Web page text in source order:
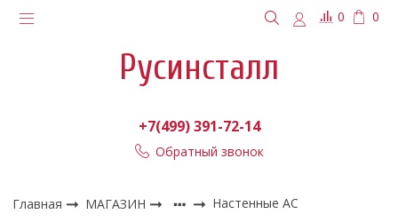
0 0
Русинсталл
+7(499) 391-72-14
Обратный звонок
Главная МАГАЗИН Настенные АС